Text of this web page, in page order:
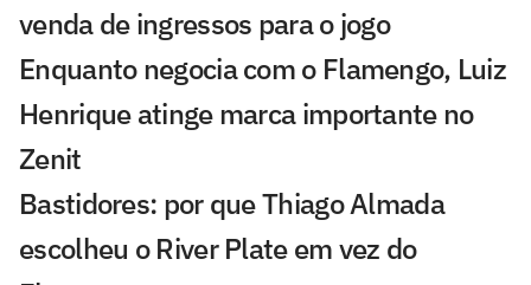
venda de ingressos para o jogo
Enquanto negocia com o Flamengo, Luiz
Henrique atinge marca importante no
Zenit
Bastidores: por que Thiago Almada
escolheu o River Plate em vez do